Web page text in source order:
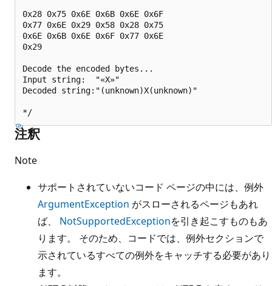
0x28 0x75 0x6E 0x6B 0x6E 0x6F
0x77 0x6E 0x29 0x58 0x28 0x75
0x6E 0x6B 0x6E 0x6F 0x77 0x6E
0x29
Decode the encoded bytes...
Input string:  "«X»"
Decoded string:"(unknown)X(unknown)"
注釈
Note
サポートされていないコード ページの中には、例外
ArgumentException がスローされるページもあれ
ば、 NotSupportedExceptionを引き起こすものもあ
ります。 そのため、コードでは、例外セクションで
示されているすべての例外をキャッチする必要があり
ます。